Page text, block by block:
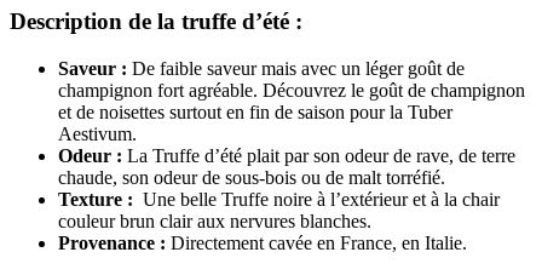
Description de la truffe d’été :
Saveur : De faible saveur mais avec un léger goût de
champignon fort agréable. Découvrez le goût de champignon
et de noisettes surtout en fin de saison pour la Tuber
Aestivum.
Odeur : La Truffe d’été plait par son odeur de rave, de terre
chaude, son odeur de sous-bois ou de malt torréfié.
Texture : Une belle Truffe noire à l’extérieur et à la chair
couleur brun clair aux nervures blanches.
Provenance : Directement cavée en France, en Italie.